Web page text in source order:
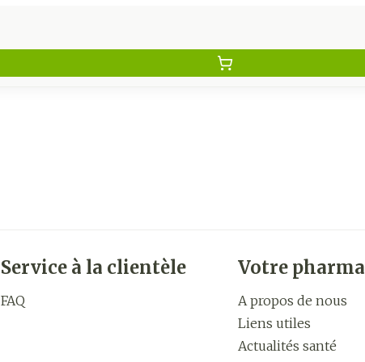
Service à la clientèle
FAQ
Votre
A propos de nous
Liens utiles
Actualités santé